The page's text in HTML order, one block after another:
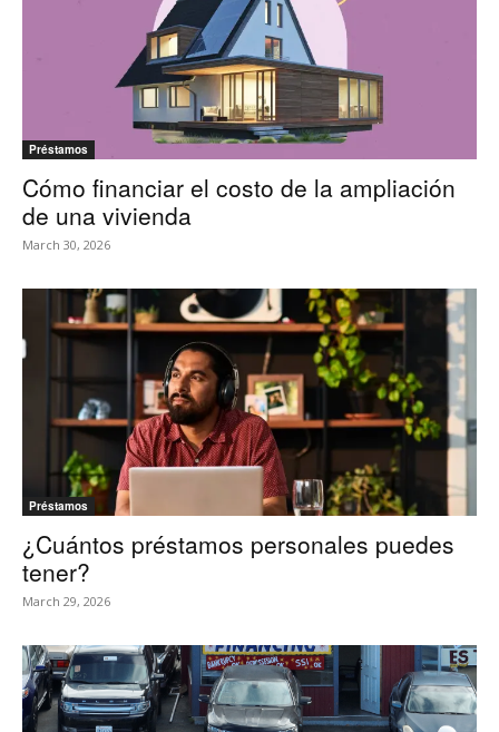
Préstamos
Cómo financiar el costo de la ampliación
de una vivienda
March 30, 2026
Préstamos
¿Cuántos préstamos personales puedes
tener?
March 29, 2026